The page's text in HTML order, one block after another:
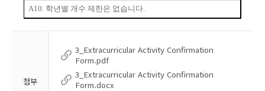
A10. 학년별 개수 제한은 없습니다.
첨부
3_Extracurricular Activity Confirmation
Form.pdf
3_Extracurricular Activity Confirmation
Form.docx